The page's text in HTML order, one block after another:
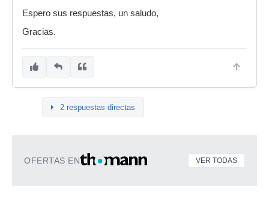
Espero sus respuestas, un saludo,
Gracias.
2 respuestas directas
OFERTAS EN VER TODAS